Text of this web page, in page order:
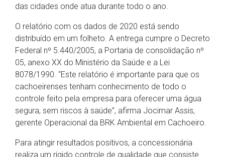
das cidades onde atua durante todo o ano.
O relatório com os dados de 2020 está sendo
distribuído em um folheto. A entrega cumpre o Decreto
Federal nº 5.440/2005, a Portaria de consolidação nº
05, anexo XX do Ministério da Saúde e a Lei
8078/1990. “Este relatório é importante para que os
cachoeirenses tenham conhecimento de todo o
controle feito pela empresa para oferecer uma água
segura, sem riscos à saúde”, afirma Jocimar Assis,
gerente Operacional da BRK Ambiental em Cachoeiro.
Para atingir resultados positivos, a concessionária
realiza um rígido controle de qualidade que consiste